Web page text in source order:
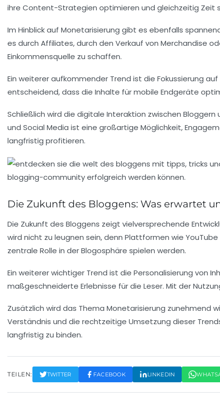
ihre Content-Strategien optimieren und gleichzeitig Zeit
Im Hinblick auf Monetarisierung gibt es ebenfalls
es durch Affiliates, durch den Verkauf von Merchandise
Einkommensquelle zu schaffen.
Ein weiterer aufkommender Trend ist die Fokussierung auf
entscheidend, dass die Inhalte für mobile Endgeräte
Schließlich wird die digitale Interaktion zwischen Bloggern
und Social Media ist eine großartige Möglichkeit,
langfristig profitieren.
Die Zukunft des Bloggens: Was erwartet
Die Zukunft des Bloggens zeigt vielversprechende
wird nicht zu leugnen sein, denn Plattformen wie
zentrale Rolle in der Blogosphäre spielen werden.
Ein weiterer wichtiger Trend ist die Personalisierung von
maßgeschneiderte Erlebnisse für die Leser. Mit der
Zusätzlich wird das Thema Monetarisierung zunehmend
Verständnis und die rechtzeitige Umsetzung dieser
langfristig zu binden.
TEILEN: TWITTER FACEBOOK LINKEDIN